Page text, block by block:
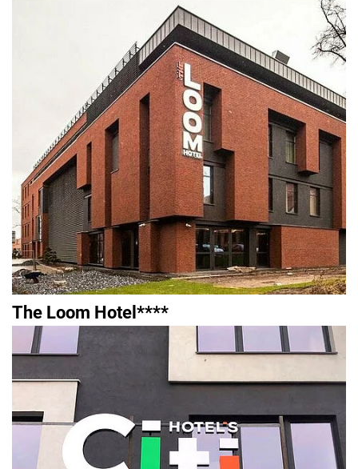
The Loom Hotel****